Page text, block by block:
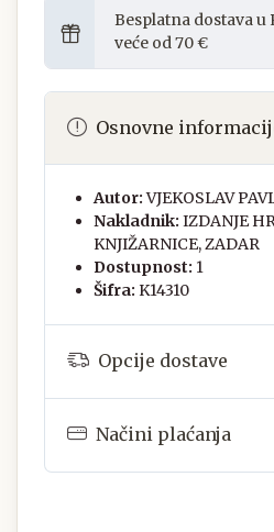
Besplatna dostava u
veće od 70 €
Osnovne
Autor: VJEKOSLAV
Nakladnik: IZDANJE
KNJIŽARNICE, ZADAR
Dostupnost: 1
Šifra: K14310
Opcije dostave
Načini plaćanja